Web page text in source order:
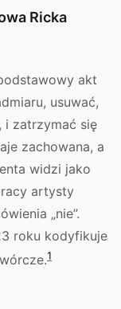
Ricka
akt
usuwać,
i zatrzymać się
zachowana, a
widzi jako
artysty
„nie”.
roku kodyfikuje
1